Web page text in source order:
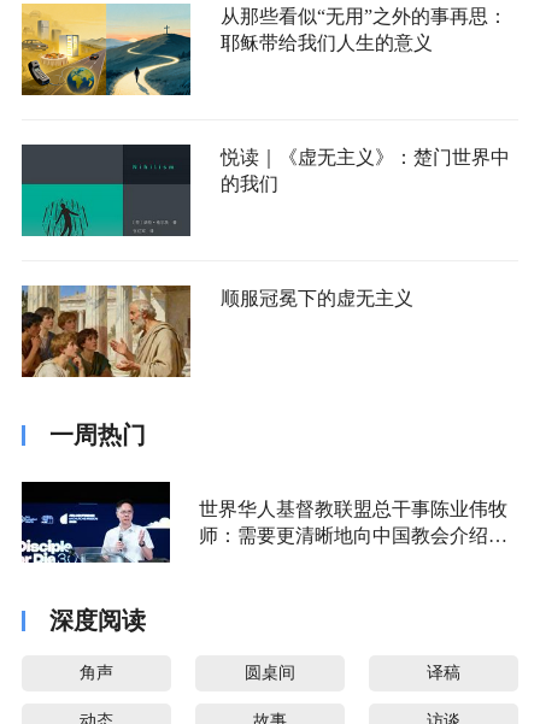
从那些看似“无用”之外的事再思：
耶稣带给我们人生的意义
悦读｜《虚无主义》：楚门世界中
的我们
顺服冠冕下的虚无主义
一周热门
世界华人基督教联盟总干事陈业伟牧
师：需要更清晰地向中国教会介绍福
深度阅读
角声 圆桌间 译稿